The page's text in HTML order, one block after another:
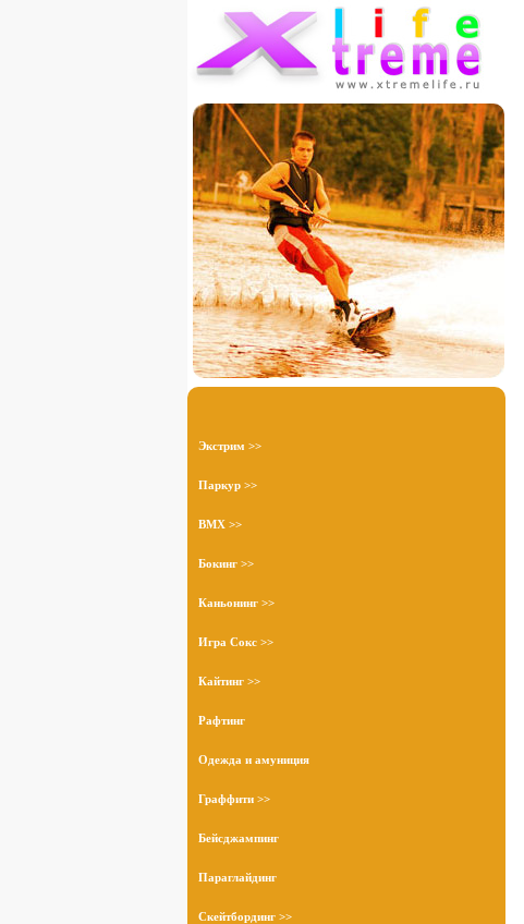
Экстрим >>
Паркур >>
BMX >>
Бокинг >>
Каньонинг >>
Игра Сокс >>
Кайтинг >>
Рафтинг
Одежда и амуниция
Граффити >>
Бейсджампинг
Параглайдинг
Скейтбординг >>